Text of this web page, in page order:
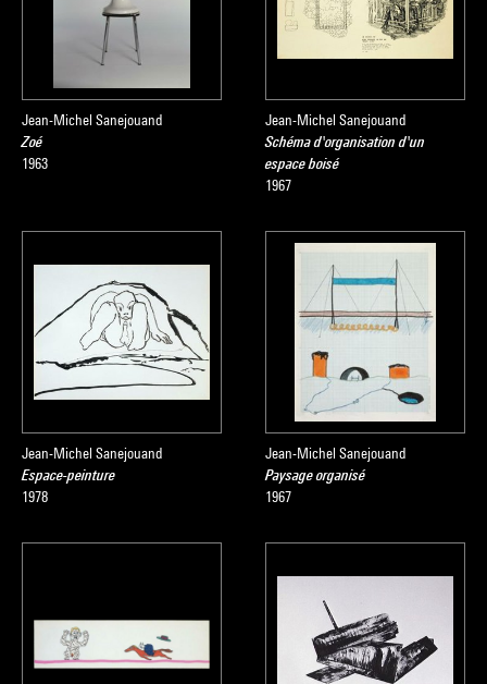
Jean-Michel Sanejouand
Zoé
1963
Jean-Michel Sanejouand
Schéma d'organisation d'un
espace boisé
1967
Jean-Michel Sanejouand
Espace-peinture
1978
Jean-Michel Sanejouand
Paysage organisé
1967